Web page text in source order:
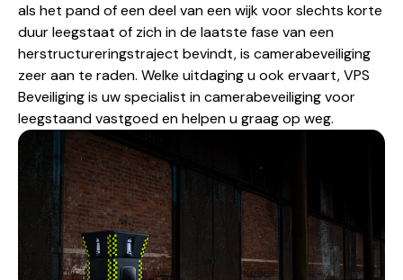
als het pand of een deel van een wijk voor slechts korte
duur leegstaat of zich in de laatste fase van een
herstructureringstraject bevindt, is camerabeveiliging
zeer aan te raden. Welke uitdaging u ook ervaart, VPS
Beveiliging is uw specialist in camerabeveiliging voor
leegstaand vastgoed en helpen u graag op weg.